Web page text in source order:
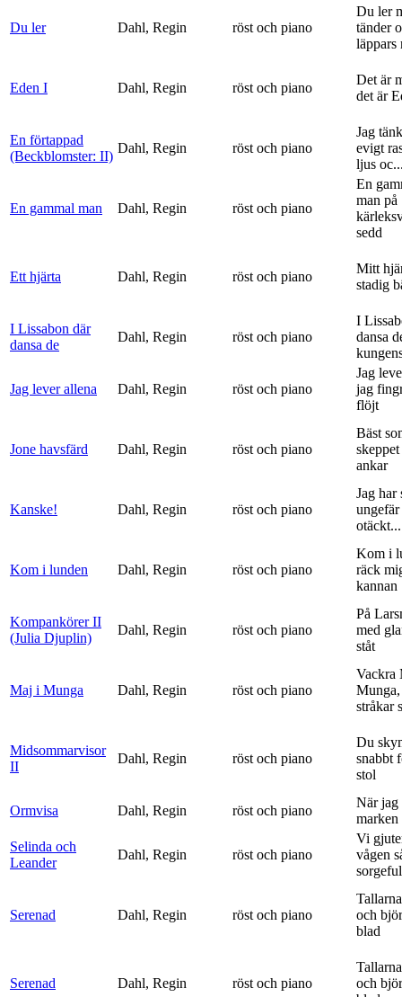
Du ler Dahl, Regin röst och piano
Du ler
tänder
läppars
Eden I Dahl, Regin röst och piano
Det är
det är
En förtappad
(Beckblomster: II)
Dahl, Regin röst och piano
Jag
evigt
ljus
En gammal man Dahl, Regin röst och piano
En
man på
sedd
Ett hjärta Dahl, Regin röst och piano
Mitt
stadig
I Lissabon där
dansa de
Dahl, Regin röst och piano
I
dansa
Jag lever allena Dahl, Regin röst och piano
Jag
jag
flöjt
Jone havsfärd Dahl, Regin röst och piano
Bäst
ankar
Kanske! Dahl, Regin röst och piano
Jag har
otäckt...
Kom i lunden Dahl, Regin röst och piano
Kom i
räck
kannan
Kompankörer II
(Julia Djuplin)
Dahl, Regin röst och piano
På
med
ståt
Maj i Munga Dahl, Regin röst och piano
Vackra
stråkar
Midsommarvisor
II
Dahl, Regin röst och piano
Du
snabbt
stol
Ormvisa Dahl, Regin röst och piano
När jag
marken
Selinda och
Leander
Dahl, Regin röst och piano
Vi
vågen
Serenad Dahl, Regin röst och piano
och
blad
Serenad Dahl, Regin röst och piano
och